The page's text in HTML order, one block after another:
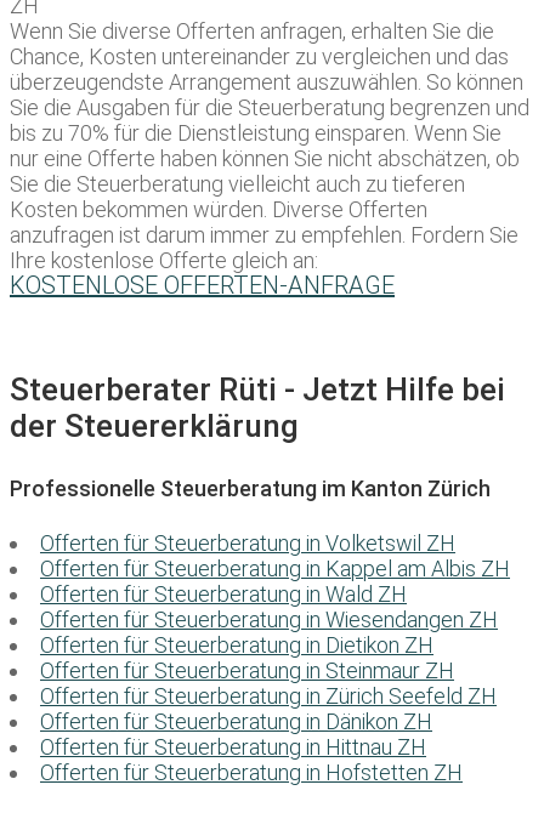
Wenn Sie diverse Offerten anfragen, erhalten Sie die
Chance, Kosten untereinander zu vergleichen und das
überzeugendste Arrangement auszuwählen. So können
Sie die Ausgaben für die Steuerberatung begrenzen und
bis zu 70% für die Dienstleistung einsparen. Wenn Sie
nur eine Offerte haben können Sie nicht abschätzen, ob
Sie die Steuerberatung vielleicht auch zu tieferen
Kosten bekommen würden. Diverse Offerten
anzufragen ist darum immer zu empfehlen. Fordern Sie
Ihre kostenlose Offerte gleich an:
KOSTENLOSE OFFERTEN-ANFRAGE
Steuerberater Rüti - Jetzt Hilfe bei
der Steuererklärung
Professionelle Steuerberatung im Kanton Zürich
Offerten für Steuerberatung in Volketswil ZH
Offerten für Steuerberatung in Kappel am Albis ZH
Offerten für Steuerberatung in Wald ZH
Offerten für Steuerberatung in Wiesendangen ZH
Offerten für Steuerberatung in Dietikon ZH
Offerten für Steuerberatung in Steinmaur ZH
Offerten für Steuerberatung in Zürich Seefeld ZH
Offerten für Steuerberatung in Dänikon ZH
Offerten für Steuerberatung in Hittnau ZH
Offerten für Steuerberatung in Hofstetten ZH